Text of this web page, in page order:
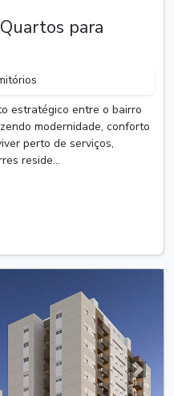
para
estratégico entre o bairro
modernidade, conforto
perto de serviços,
reside...